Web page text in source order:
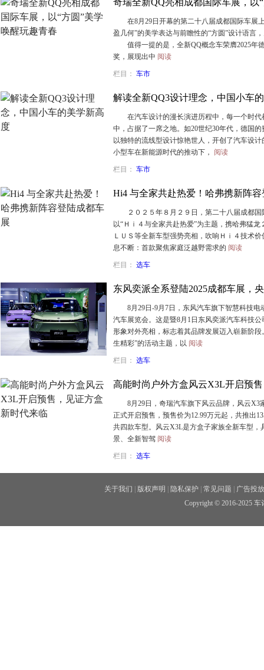
奇瑞全新QQ亮相成都国际车展，以
在8月29日开幕的第二十八届成都国际车展上
盈几何”的美学表达与前瞻性的“方圆”设计语言
值得一提的是，全新QQ概念车荣膺2025年德
奖，展现出中 阅读
栏目： 车市
解读全新QQ3设计理念，中国小车
在汽车设计的漫长演进历程中，每一个时代
中，占据了一席之地。如20世纪30年代，德国
以独特的流线型设计惊艳世人，开创了汽车
小型车在新能源时代的推动下， 阅读
栏目： 车市
Hi4 与全家共赴热爱！哈弗携新阵
２０２５年８月２９日，第二十八届成都国
以“Ｈｉ４与全家共赴热爱”为主题，携哈弗猛
ＬＵＳ等全新车型强势亮相，吹响Ｈｉ４技
息不断：首款聚焦家庭泛越野需求的 阅读
栏目： 选车
东风奕派全系登陆2025成都车展，
8月29日-9月7日，东风汽车旗下智慧科技电
汽车展览会。这是暨8月1日东风奕派汽车科技
形象对外亮相，标志着其品牌发展迈入崭新
生精彩”的活动主题，以 阅读
栏目： 选车
高能时尚户外方盒风云X3L开启预
8月29日，奇瑞汽车旗下风云品牌，风云X3
正式开启预售，预售价为12.99万元起，共推出
共四款车型。风云X3L是方盒子家族全新车型
景、全新智驾 阅读
栏目： 选车
关于我们 版权声明 隐私保护 常见问题
广告投放
Copyright © 2016-2025